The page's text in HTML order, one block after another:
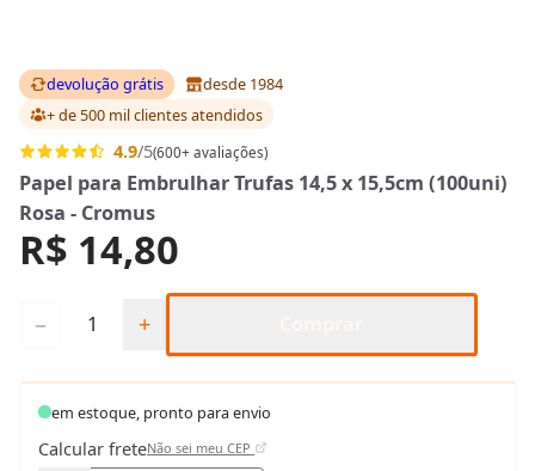
devolução grátis
desde 1984
+ de 500 mil clientesatendidos
4.9/5(600+ avaliações)
Papel para Embrulhar Trufas 14,5 x 15,5cm (100uni)
Rosa - Cromus
R$ 14,80
− +
em estoque, pronto para envio
Calcular freteNão sei meu CEP